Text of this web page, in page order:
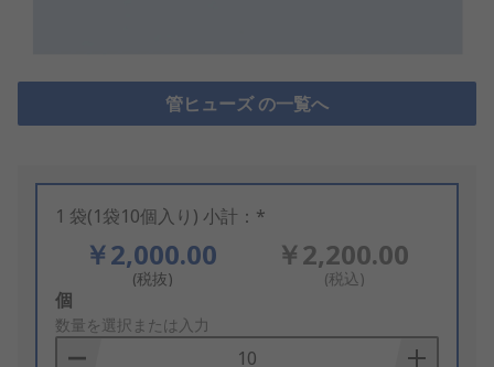
管ヒューズ の一覧へ
1 袋(1袋10個入り) 小計：*
￥2,000.00
(税抜)
￥2,200.00
(税込)
Add
to
Basket
個
数量を選択または入力